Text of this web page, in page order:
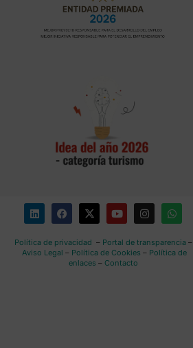
Política de privacidad – Portal de transparencia–
Aviso Legal – Política de Cookies – Política de
enlaces – Contacto